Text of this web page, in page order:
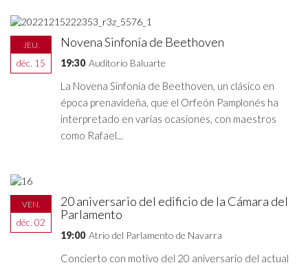
JEU.
déc. 15
Novena Sinfonía de Beethoven
19:30 Auditorio Baluarte
La Novena Sinfonía de Beethoven, un clásico en
época prenavideña, que el Orfeón Pamplonés ha
interpretado en varias ocasiones, con maestros
como Rafael...
VEN.
déc. 02
20 aniversario del edificio de la Cámara del
Parlamento
19:00 Atrio del Parlamento de Navarra
Concierto con motivo del 20 aniversario del actual